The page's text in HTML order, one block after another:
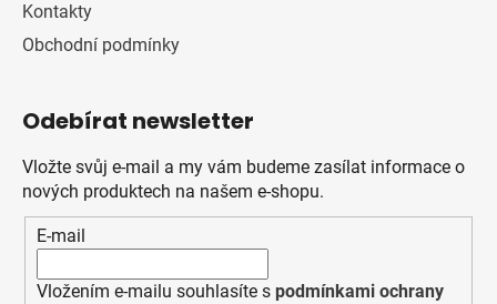
Kontakty
Obchodní podmínky
Odebírat newsletter
Vložte svůj e-mail a my vám budeme zasílat informace o
nových produktech na našem e-shopu.
E-mail
Vložením e-mailu souhlasíte s podmínkami ochrany